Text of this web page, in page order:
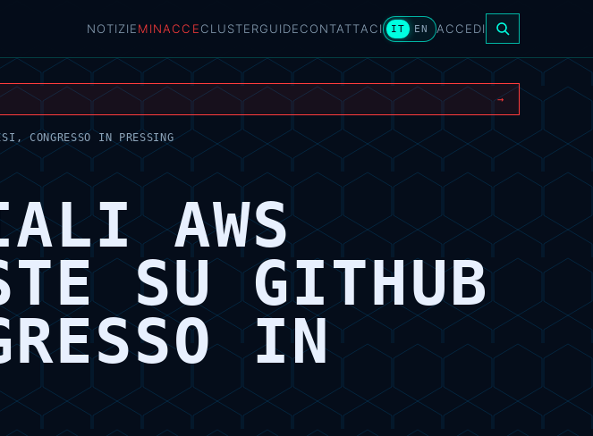
NOTIZIEMINACCECLUSTERGUIDECONTATTACI IT EN ACCEDI
→
CONGRESSO IN PRESSING
AWS
SU GITHUB
IN